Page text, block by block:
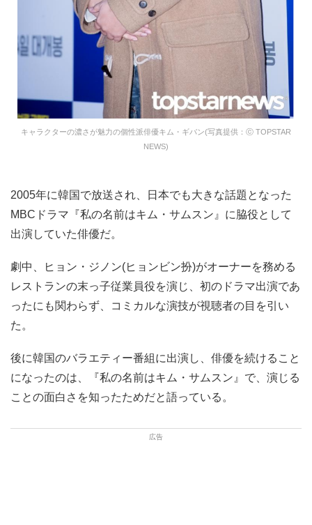
キャラクターの濃さが魅力の個性派俳優キム・ギバン(写真提供：ⓒ TOPSTAR
NEWS)
2005年に韓国で放送され、日本でも大きな話題となった
MBCドラマ『私の名前はキム・サムスン』に脇役として
出演していた俳優だ。
劇中、ヒョン・ジノン(ヒョンビン扮)がオーナーを務める
レストランの末っ子従業員役を演じ、初のドラマ出演であ
ったにも関わらず、コミカルな演技が視聴者の目を引い
た。
後に韓国のバラエティー番組に出演し、俳優を続けること
になったのは、『私の名前はキム・サムスン』で、演じる
ことの面白さを知ったためだと語っている。